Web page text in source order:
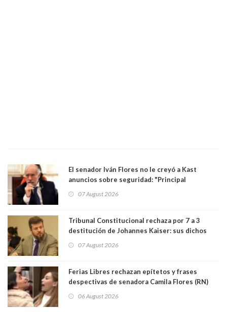
El senador Iván Flores no le creyó a Kast
anuncios sobre seguridad: "Principal
perseguir ruta del dinero y levantar secreto
07 August 2026
Tribunal Constitucional rechaza por 7 a 3
destitución de Johannes Kaiser: sus dichos
justicia constitucional porque no es diputado
07 August 2026
Ferias Libres rechazan epítetos y frases
despectivas de senadora Camila Flores (RN)
06 August 2026